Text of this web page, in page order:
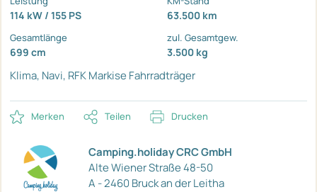
114 kW / 155 PS 63.500 km
Gesamtlänge
699 cm
zul. Gesamtgew.
3.500 kg
Klima, Navi, RFKMarkise Fahrradträger
Merken Teilen Drucken
Camping.holiday CRC GmbH
Alte Wiener Straße 48-50
A - 2460 Bruck an der Leitha